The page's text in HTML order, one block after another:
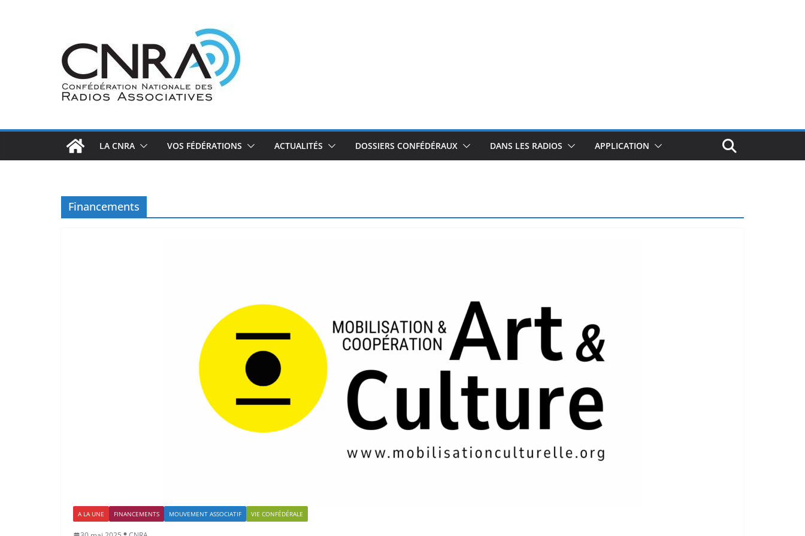
LA CNRA VOS FÉDÉRATIONS ACTUALITÉS DOSSIERS CONFÉDÉRAUX DANS LES RADIOS APPLICATION
Financements
A LA UNE FINANCEMENTS MOUVEMENT ASSOCIATIF VIE CONFÉDÉRALE